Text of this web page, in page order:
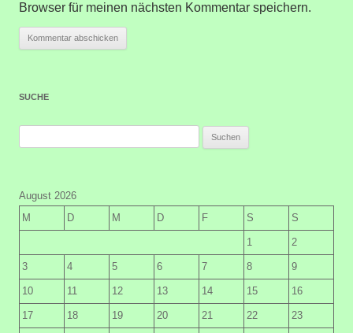
Browser für meinen nächsten Kommentar speichern.
SUCHE
August 2026
M
D M D F S S
1 2
3 4 5 6 7 8 9
10 11 12 13 14 15 16
17 18 19 20 21 22 23